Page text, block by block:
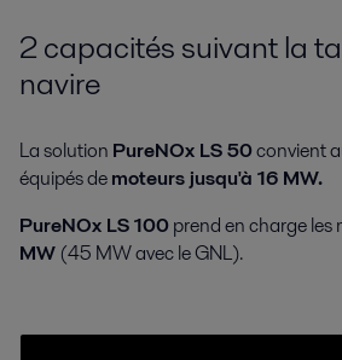
2 capacités suivant la
navire
La solution PureNOx LS 50convient
équipés demoteurs jusqu'à 16 MW.
PureNOx LS 100prend en charge les
MW (45 MW avec le GNL).